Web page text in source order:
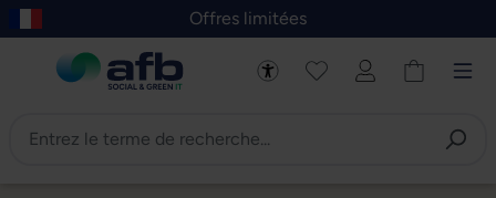
au contenu principal
Skip to B2B platform navigation
Offres limitées